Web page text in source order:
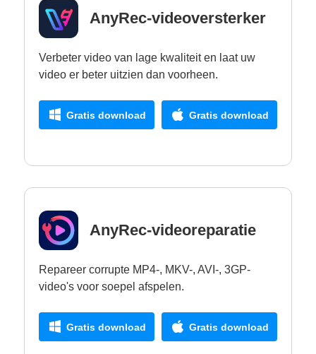
AnyRec-videoversterker
Verbeter video van lage kwaliteit en laat uw
video er beter uitzien dan voorheen.
Gratis download Gratis download
AnyRec-videoreparatie
Repareer corrupte MP4-, MKV-, AVI-, 3GP-
video's voor soepel afspelen.
Gratis download Gratis download